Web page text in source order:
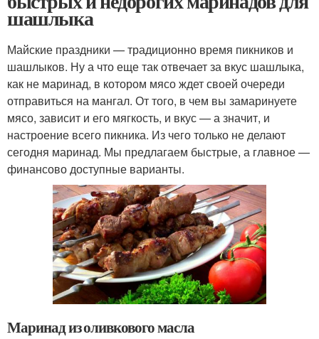
шашлыка
Майские праздники — традиционно время пикников и
шашлыков. Ну а что еще так отвечает за вкус шашлыка,
как не маринад, в котором мясо ждет своей очереди
отправиться на мангал. От того, в чем вы замаринуете
мясо, зависит и его мягкость, и вкус — а значит, и
настроение всего пикника. Из чего только не делают
сегодня маринад. Мы предлагаем быстрые, а главное —
финансово доступные варианты.
Маринад из оливкового масла